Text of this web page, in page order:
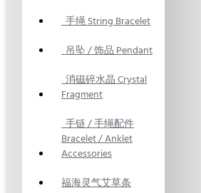
手绳 String Bracelet
吊坠 / 饰品 Pendant
消磁碎水晶 Crystal
Fragment
手链 / 手绳配件
Bracelet / Anklet
Accessories
福海灵气艾草条